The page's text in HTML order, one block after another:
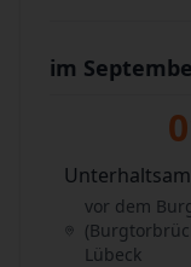
im
vor dem
Lübeck